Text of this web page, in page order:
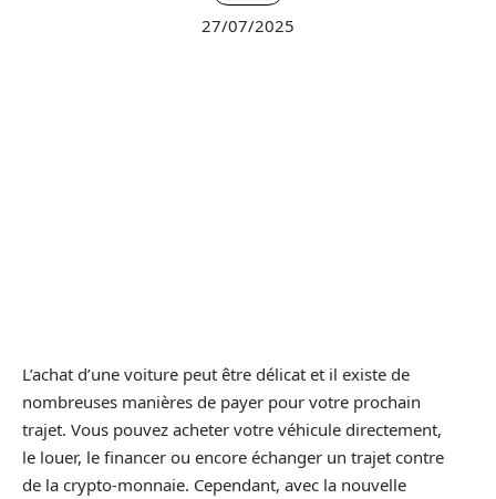
27/07/2025
L’achat d’une voiture peut être délicat et il existe de
nombreuses manières de payer pour votre prochain
trajet. Vous pouvez acheter votre véhicule directement,
le louer, le financer ou encore échanger un trajet contre
de la crypto-monnaie. Cependant, avec la nouvelle